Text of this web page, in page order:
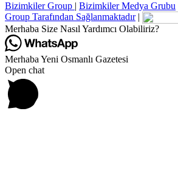
Bizimkiler Group | Bizimkiler Medya Grubu
Group Tarafından Sağlanmaktadır |
Merhaba Size Nasıl Yardımcı Olabiliriz?
Merhaba Yeni Osmanlı Gazetesi
Open chat